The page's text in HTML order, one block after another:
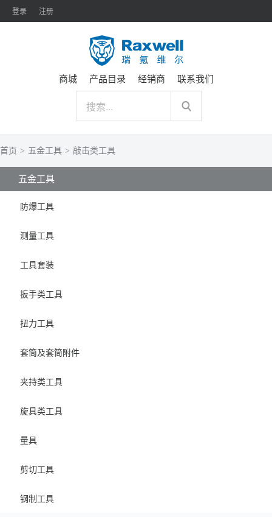
登录 注册
商城 产品目录 经销商 联系我们
首页 > 五金工具 > 敲击类工具
五金工具
防爆工具
测量工具
工具套装
扳手类工具
扭力工具
套筒及套筒附件
夹持类工具
旋具类工具
量具
剪切工具
钢制工具